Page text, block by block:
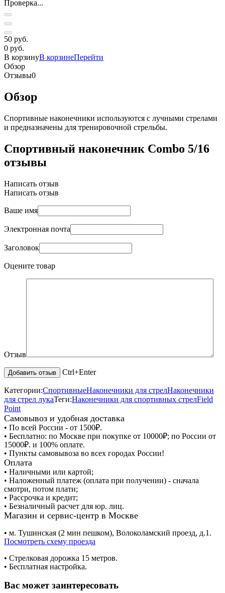
Проверка...
50 руб.
0 руб.
В корзинуВ корзинеПерейти
Обзор
Отзывы0
Обзор
Спортивные наконечники используются с лучными стрелами
и предназначены для тренировочной стрельбы.
Спортивный наконечник Combo 5/16
отзывы
Написать отзыв
Написать отзыв
Ваше имя
Электронная почта
Заголовок
Оцените товар
Отзыв
Ctrl+Enter
Категории:СпортивныеНаконечники для стрелНаконечники
для стрел лукаТеги:Наконечники для спортивных стрелField
Point
Самовывоз и удобная доставка
• По всей России - от 1500₽.
• Бесплатно: по Москве при покупке от 10000₽; по России от
15000₽. и 100% оплате.
• Пункты самовывоза во всех городах России!
Оплата
• Наличными или картой;
• Наложенный платеж (оплата при получении) - сначала
смотри, потом плати;
• Рассрочка и кредит;
• Безналичный расчет для юр. лиц.
Магазин и сервис-центр в Москве
• м. Тушинская (2 мин пешком), Волоколамский проезд, д.1.
Посмотреть схему проезда
• Cтрелковая дорожка 15 метров.
• Бесплатная настройка.
Вас может заинтересовать